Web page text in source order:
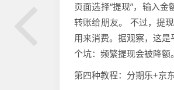
页面选择“提现”，输入
转账给朋友。 不过，提
用来消费。据观察，这
个坑：频繁提现会被降额
第四种教程：分期乐+